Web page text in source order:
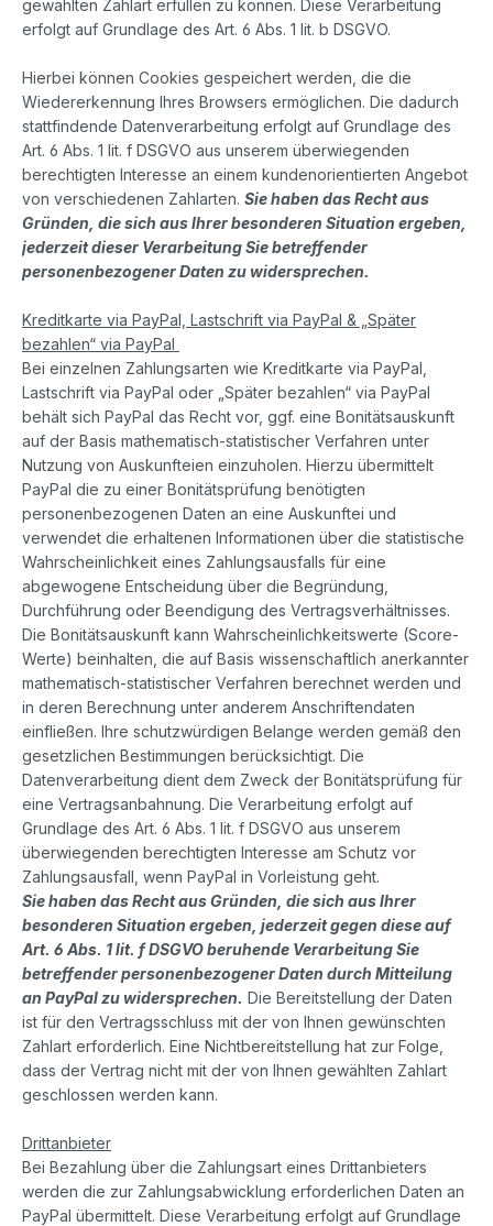
gewählten Zahlart erfüllen zu können. Diese Verarbeitung
erfolgt auf Grundlage des Art. 6 Abs. 1 lit. b DSGVO.
Hierbei können Cookies gespeichert werden, die die
Wiedererkennung Ihres Browsers ermöglichen. Die dadurch
stattfindende Datenverarbeitung erfolgt auf Grundlage des
Art. 6 Abs. 1 lit. f DSGVO aus unserem überwiegenden
berechtigten Interesse an einem kundenorientierten Angebot
von verschiedenen Zahlarten. Sie haben das Recht aus
Gründen, die sich aus Ihrer besonderen Situation ergeben,
jederzeit dieser Verarbeitung Sie betreffender
personenbezogener Daten zu widersprechen.
Kreditkarte via PayPal, Lastschrift via PayPal & „Später
bezahlen“ via PayPal
Bei einzelnen Zahlungsarten wie Kreditkarte via PayPal,
Lastschrift via PayPal oder „Später bezahlen“ via PayPal
behält sich PayPal das Recht vor, ggf. eine Bonitätsauskunft
auf der Basis mathematisch-statistischer Verfahren unter
Nutzung von Auskunfteien einzuholen. Hierzu übermittelt
PayPal die zu einer Bonitätsprüfung benötigten
personenbezogenen Daten an eine Auskunftei und
verwendet die erhaltenen Informationen über die statistische
Wahrscheinlichkeit eines Zahlungsausfalls für eine
abgewogene Entscheidung über die Begründung,
Durchführung oder Beendigung des Vertragsverhältnisses.
Die Bonitätsauskunft kann Wahrscheinlichkeitswerte (Score-
Werte) beinhalten, die auf Basis wissenschaftlich anerkannter
mathematisch-statistischer Verfahren berechnet werden und
in deren Berechnung unter anderem Anschriftendaten
einfließen. Ihre schutzwürdigen Belange werden gemäß den
gesetzlichen Bestimmungen berücksichtigt. Die
Datenverarbeitung dient dem Zweck der Bonitätsprüfung für
eine Vertragsanbahnung. Die Verarbeitung erfolgt auf
Grundlage des Art. 6 Abs. 1 lit. f DSGVO aus unserem
überwiegenden berechtigten Interesse am Schutz vor
Zahlungsausfall, wenn PayPal in Vorleistung geht.
Sie haben das Recht aus Gründen, die sich aus Ihrer
besonderen Situation ergeben, jederzeit gegen diese auf
Art. 6 Abs. 1 lit. f DSGVO beruhende Verarbeitung Sie
betreffender personenbezogener Daten durch Mitteilung
an PayPal zu widersprechen. Die Bereitstellung der Daten
ist für den Vertragsschluss mit der von Ihnen gewünschten
Zahlart erforderlich. Eine Nichtbereitstellung hat zur Folge,
dass der Vertrag nicht mit der von Ihnen gewählten Zahlart
geschlossen werden kann.
Drittanbieter
Bei Bezahlung über die Zahlungsart eines Drittanbieters
werden die zur Zahlungsabwicklung erforderlichen Daten an
PayPal übermittelt. Diese Verarbeitung erfolgt auf Grundlage